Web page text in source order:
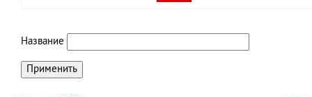
Название